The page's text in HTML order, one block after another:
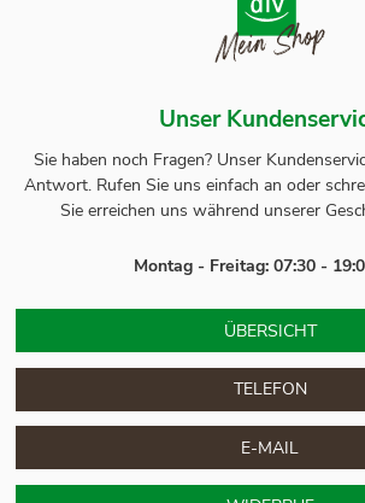
Unser
Sie haben noch Fragen? Unser
Antwort. Rufen Sie uns einfach an oder
Sie erreichen uns während unserer
Montag - Freitag: 07:30 -
ÜBERSICHT
TELEFON
E-MAIL